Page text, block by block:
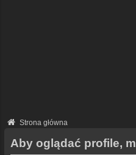
Strona główna
Aby oglądać profile,